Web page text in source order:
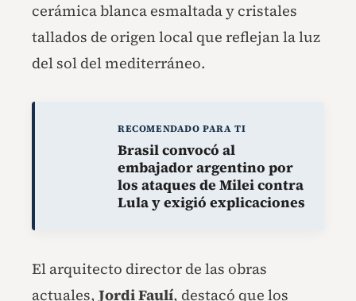
cerámica blanca esmaltada y cristales
tallados de origen local que reflejan la luz
del sol del mediterráneo.
RECOMENDADO PARA TI
Brasil convocó al
embajador argentino por
los ataques de Milei contra
Lula y exigió explicaciones
El arquitecto director de las obras
actuales, Jordi Faulí, destacó que los